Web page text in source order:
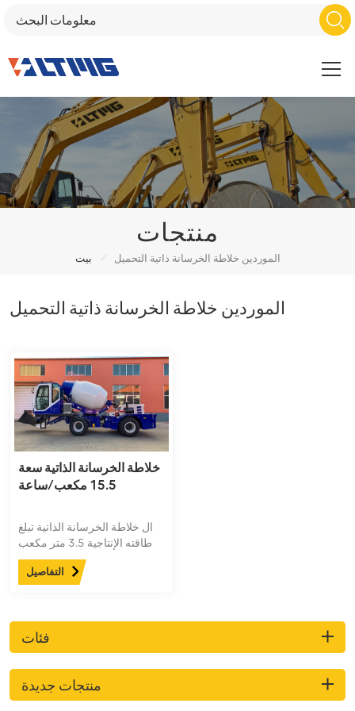
منتجات
بيت / الموردين خلاطة الخرسانة ذاتية التحميل
الموردين خلاطة الخرسانة ذاتية التحميل
خلاطة الخرسانة الذاتية سعة
15.5 مكعب/ساعة
ال خلاطة الخرسانة الذاتية تبلغ
طاقته الإنتاجية 3.5 متر مكعب
لكل دفعة. يبلغ ارتفاع منفذ
التفريغ 1.8 متر. يمكن رفع
مرونة وسهولة تشغيل فائقة.
وتبلغ قدرته الإنتاجية 4 أو 5
دفعات، بمعدل إنتاج 15.5 متر
مكعب في الساعة.
التفاصيل
فئات
منتجات جديدة